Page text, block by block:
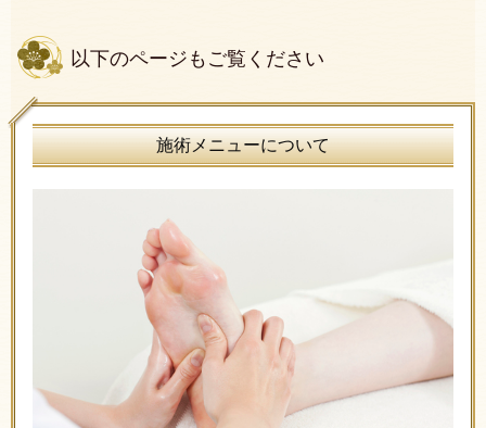
以下のページもご覧ください
施術メニューについて